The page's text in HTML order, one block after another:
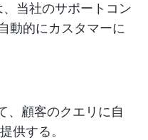
当社のサポートコン
動的にカスタマーに
、顧客のクエリに自
供する。